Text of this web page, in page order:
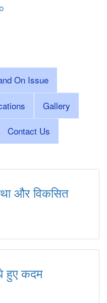
On Issue
Gallery
Contact Us
और विकसित
हुए कदम